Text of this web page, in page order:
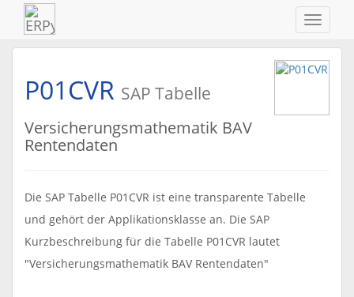
ein-/
P01CVR SAP Tabelle
Versicherungsmathematik BAV
Rentendaten
Die SAP Tabelle P01CVR ist eine transparente Tabelle
und gehört der Applikationsklasse an. Die SAP
Kurzbeschreibung für die Tabelle P01CVR lautet
"Versicherungsmathematik BAV Rentendaten"